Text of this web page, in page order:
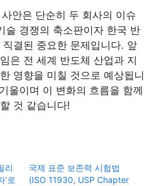
안은 단순히 두 회사의 이슈
술 경쟁의 축소판이자 한국 반
결된 중요한 문제입니다. 앞
은 전 세계 반도체 산업과 지
영향을 미칠 것으로 예상됩니
울이며 이 변화의 흐름을 함께
것 같습니다!
리
’로
국제 표준 보존력 시험법
(ISO 11930, USP Chapter